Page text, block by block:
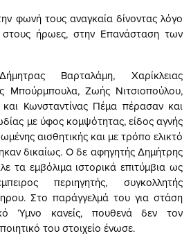
φωνή τους αναγκαία δίνοντας λόγο
στους ήρωες, στην Επανάσταση των
Βαρταλάμη, Χαρίκλειας
Μπούρμπουλα, Ζωής Νιτσιοπούλου,
Κωνσταντίνας Πέμα πέρασαν και
με ύφος κομψότητας, είδος αγνής
αισθητικής και με τρόπο ελικτό
δικαίως. Ο δε αφηγητής Δημήτρης
τα εμβόλιμα ιστορικά επιτύμβια ως
περιηγητής, συγκολλητής
Στο παράγγελμά του για στάση
Ύμνο κανείς, πουθενά δεν τον
του στοιχείο ένωσε.